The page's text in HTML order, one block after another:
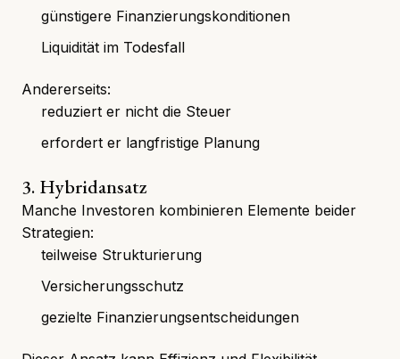
günstigere Finanzierungskonditionen
Liquidität im Todesfall
Andererseits:
reduziert er nicht die Steuer
erfordert er langfristige Planung
3. Hybridansatz
Manche Investoren kombinieren Elemente beider
Strategien:
teilweise Strukturierung
Versicherungsschutz
gezielte Finanzierungsentscheidungen